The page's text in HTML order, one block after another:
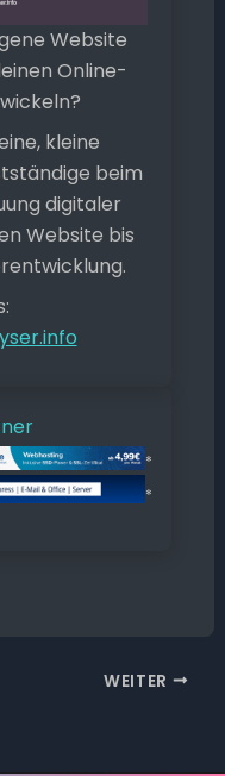
Website
Online-
kleine
beim
digitaler
Website bis
*
*
WEITER